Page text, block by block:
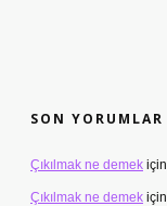
SON YORUMLAR
Çıkılmak ne demek için
Çıkılmak ne demek için